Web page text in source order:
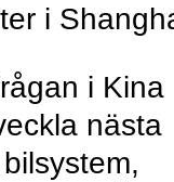
i
i Kina
nästa